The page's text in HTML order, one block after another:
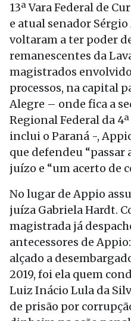
13ª Vara Federal de
e atual senador
voltaram a ter poder
remanescentes da
magistrados
processos, na capital
Alegre – onde fica a
Regional Federal da
inclui o Paraná -,
que defendeu “passar
juízo e “um acerto de
No lugar de Appio
juíza Gabriela Hardt.
magistrada já
antecessores de
alçado a
2019, foi ela quem
Luiz Inácio Lula da
de prisão por